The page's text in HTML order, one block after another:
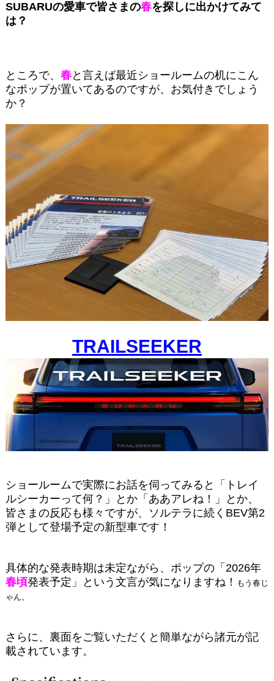
SUBARUの愛車で皆さまの春を探しに出かけてみて
は？
ところで、 春と言えば最近ショールームの机にこん
なポップが置いてあるのですが、お気付きでしょう
か？
TRAILSEEKER
ショールームで実際にお話を伺ってみると「トレイ
ルシーカーって何？」とか「ああアレね！」とか、
皆さまの反応も様々ですが、ソルテラに続くBEV第2
弾として登場予定の新型車です！
具体的な発表時期は未定ながら、ポップの「2026年
春頃発表予定」という文言が気になりますね！
もう春じ
ゃん。
さらに、裏面をご覧いただくと簡単ながら諸元が記
載されています。